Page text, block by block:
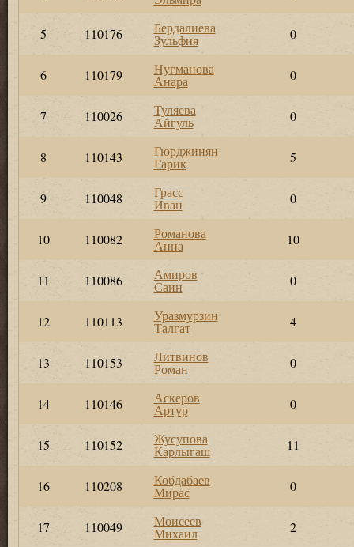
5 110176 Бердалиева
Зульфия 0
6 110179 Нугманова
Анара 0
7 110026 Туляева
Айгуль 0
8 110143 Гюрджинян
Гарик 5
9 110048 Грасс
Иван 0
10 110082 Романова
Анна 10
11 110086 Амиров
Саин 0
12 110113 Уразмурзин
Талгат 4
13 110153 Литвинов
Роман 0
14 110146 Аскеров
Артур 0
15 110152 Жусупова
Карлыгаш 11
16 110208 Кобдабаев
Мирас 0
17 110049 Моисеев
Михаил 2